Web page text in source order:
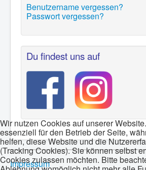
Benutzername vergessen?
Passwort vergessen?
Du findest uns auf
Impressum
Wir nutzen Cookies auf unserer
essenziell für den Betrieb der Seite,
helfen, diese Website und die
(Tracking Cookies). Sie können selbst
Cookies zulassen möchten. Bitte